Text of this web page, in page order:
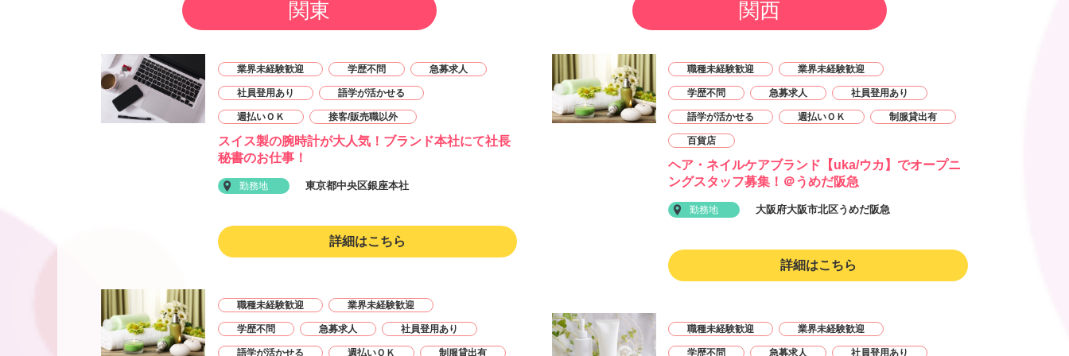
関東
業界未経験歓迎 学歴不問 急募求人
社員登用あり 語学が活かせる
週払いＯＫ 接客/販売職以外
スイス製の腕時計が大人気！ブランド本社にて社長
秘書のお仕事！
勤務地 東京都中央区銀座本社
詳細はこちら
職種未経験歓迎 業界未経験歓迎
学歴不問 急募求人 社員登用あり
語学が活かせる 週払いＯＫ 制服貸出有
関西
職種未経験歓迎 業界未経験歓迎
学歴不問 急募求人 社員登用あり
語学が活かせる 週払いＯＫ 制服貸出有
百貨店
ヘア・ネイルケアブランド【uka/ウカ】でオープニ
ングスタッフ募集！＠うめだ阪急
勤務地 大阪府大阪市北区うめだ阪急
詳細はこちら
職種未経験歓迎 業界未経験歓迎
学歴不問 急募求人 社員登用あり